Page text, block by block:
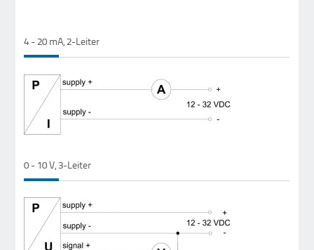
4 - 20 mA, 2-Leiter
0 - 10 V, 3-Leiter